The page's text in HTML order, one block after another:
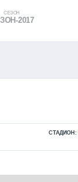
СЕЗОН
2017
СТАДИОН: